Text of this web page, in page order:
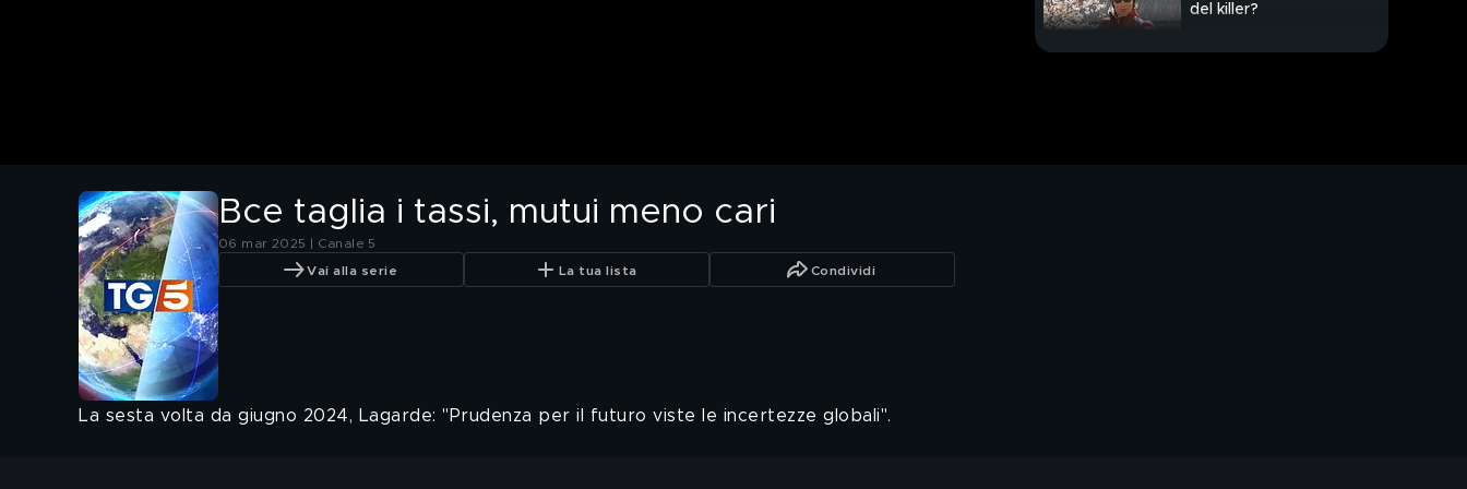
del killer?
Bce taglia i tassi, mutui meno cari
06 mar 2025 | Canale 5
Vai alla serie La tua lista Condividi
La sesta volta da giugno 2024, Lagarde: "Prudenza per il futuro viste le incertezze globali".